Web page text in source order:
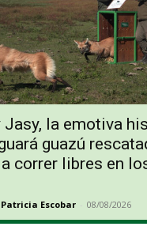
Jasy, la emotiva
guazú
correr libres en
Patricia Escobar - 08/08/2026